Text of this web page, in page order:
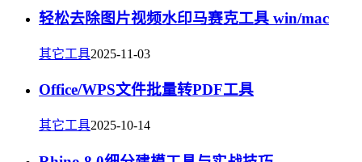
轻松去除图片视频水印马赛克工具 win/mac
其它工具2025-11-03
Office/WPS文件批量转PDF工具
其它工具2025-10-14